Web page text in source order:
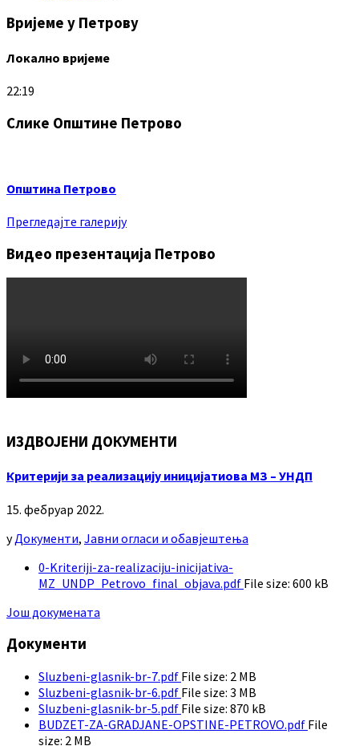
Вријеме у Петрову
Локално вријеме
22:19
Слике Општине Петрово
Општина Петрово
Прегледајте галерију
Видео презентација Петрово
ИЗДВОЈЕНИ ДОКУМЕНТИ
Критерији за реализацију иницијатиова МЗ – УНДП
15. фебруар 2022.
уДокументи, Јавни огласи и обавјештења
0-Kriteriji-za-realizaciju-inicijativa-
MZ_UNDP_Petrovo_final_objava.pdf File size: 600 kB
Још докумената
Документи
Sluzbeni-glasnik-br-7.pdf File size: 2 MB
Sluzbeni-glasnik-br-6.pdf File size: 3 MB
Sluzbeni-glasnik-br-5.pdf File size: 870 kB
BUDZET-ZA-GRADJANE-OPSTINE-PETROVO.pdf File
size: 2 MB